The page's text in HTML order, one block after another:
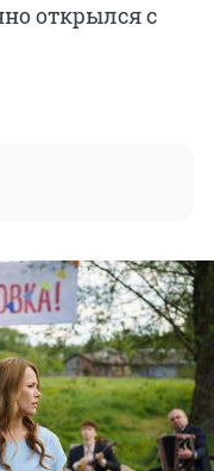
открылся с